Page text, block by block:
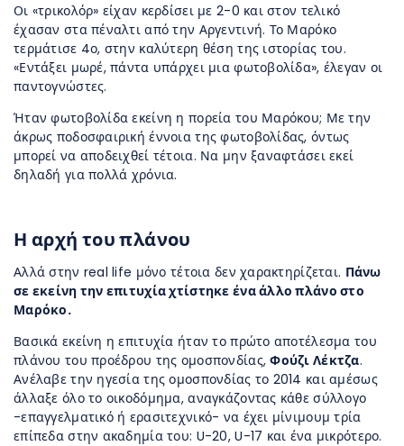
Οι «τρικολόρ» είχαν κερδίσει με 2-0 και στον τελικό
έχασαν στα πέναλτι από την Αργεντινή. Το Μαρόκο
τερμάτισε 4ο, στην καλύτερη θέση της ιστορίας του.
«Εντάξει μωρέ, πάντα υπάρχει μια φωτοβολίδα», έλεγαν οι
παντογνώστες.
Ήταν φωτοβολίδα εκείνη η πορεία του Μαρόκου; Με την
άκρως ποδοσφαιρική έννοια της φωτοβολίδας, όντως
μπορεί να αποδειχθεί τέτοια. Να μην ξαναφτάσει εκεί
δηλαδή για πολλά χρόνια.
Η αρχή του πλάνου
Αλλά στην real life μόνο τέτοια δεν χαρακτηρίζεται. Πάνω
σε εκείνη την επιτυχία χτίστηκε ένα άλλο πλάνο στο
Μαρόκο.
Βασικά εκείνη η επιτυχία ήταν το πρώτο αποτέλεσμα του
πλάνου του προέδρου της ομοσπονδίας,Φούζι Λέκτζα.
Ανέλαβε την ηγεσία της ομοσπονδίας το 2014 και αμέσως
άλλαξε όλο το οικοδόμημα, αναγκάζοντας κάθε σύλλογο
-επαγγελματικό ή ερασιτεχνικό- να έχει μίνιμουμ τρία
επίπεδα στην ακαδημία του: U-20, U-17 και ένα μικρότερο.